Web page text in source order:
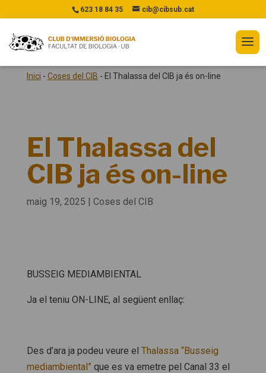
623 18 84 35 cib@cibsub.cat
Inici - Coses del CIB - El Thalassa del CIB ja és on-line
El Thalassa del
CIB ja és on-line
maig 19, 2025 | Coses del CIB
BUSSEIG MEDIAMBIENTAL
Ja el teniu ON-LINE, al següent enllaç:
Des d’ara ja podeu veure el Thalassa “Busseig
mediambiental” que es va emetre pel Canal 33 el